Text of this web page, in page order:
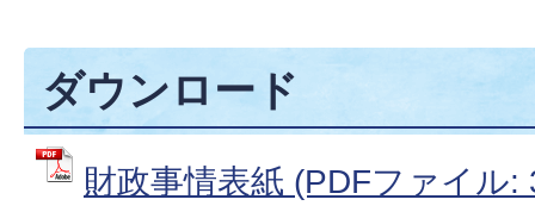
ダウンロード
財政事情表紙 (PDFファイル: